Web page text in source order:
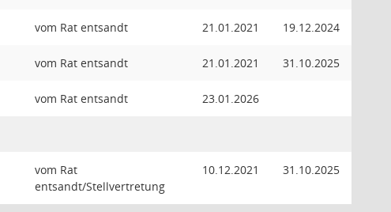
vom Rat entsandt 21.01.2021 19.12.2024
vom Rat entsandt 21.01.2021 31.10.2025
vom Rat entsandt 23.01.2026
vom Rat
entsandt/Stellvertretung
10.12.2021 31.10.2025